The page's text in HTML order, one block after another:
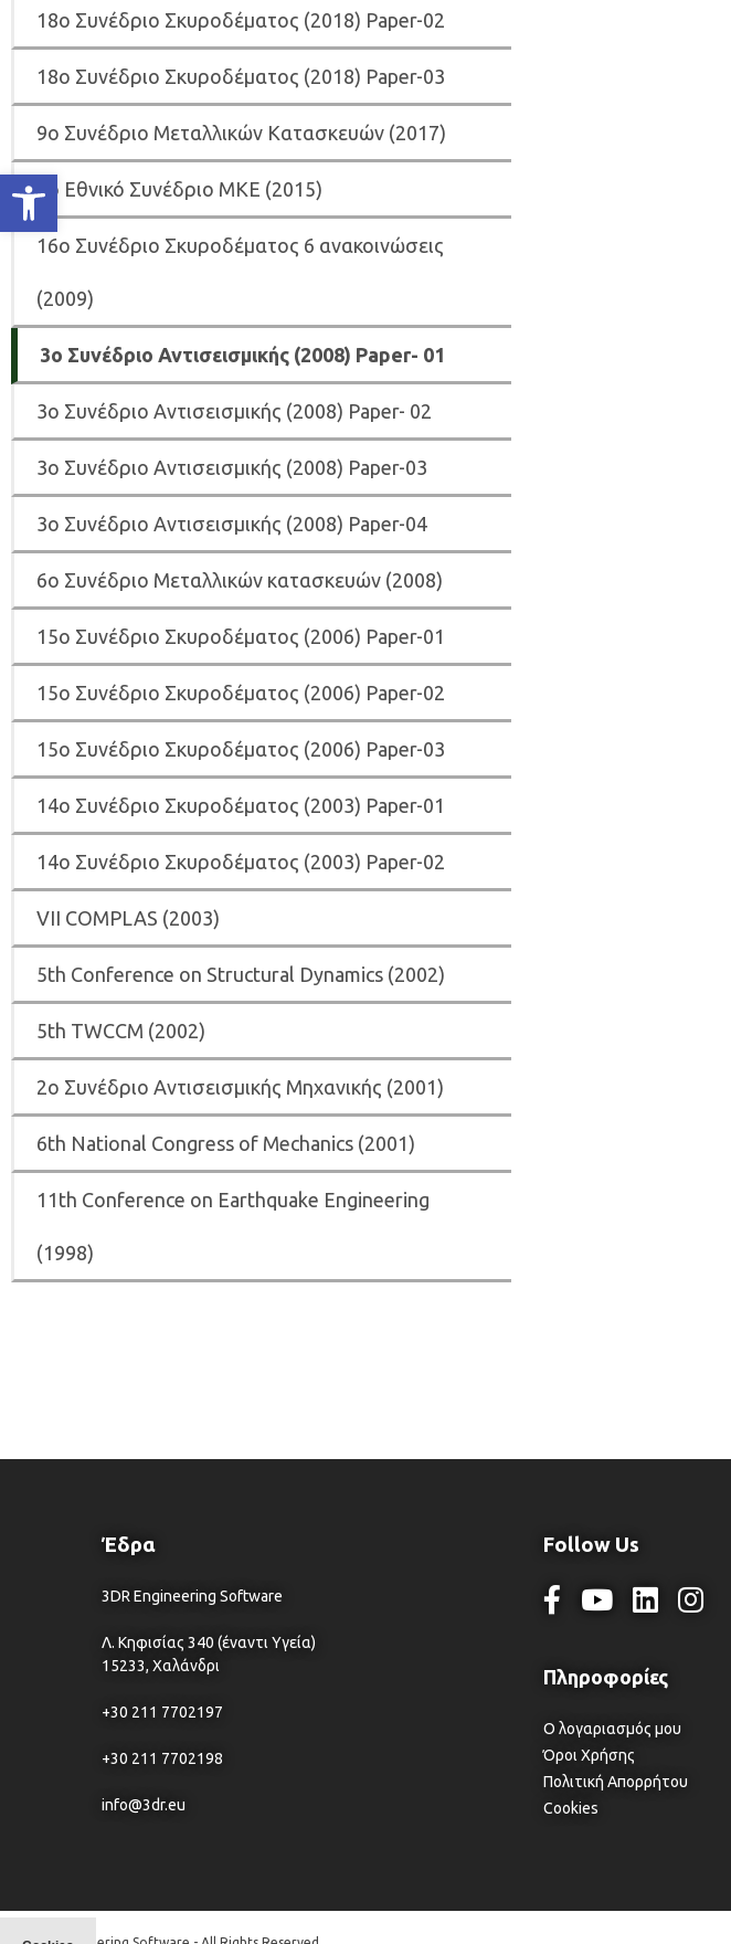
Ανοίξτε τη γραμμή εργαλείων
18ο Συνέδριο Σκυροδέματος (2018) Paper-02
18ο Συνέδριο Σκυροδέματος (2018) Paper-03
9ο Συνέδριο Μεταλλικών Κατασκευών (2017)
8ο Εθνικό Συνέδριο ΜΚΕ (2015)
16ο Συνέδριο Σκυροδέματος 6 ανακοινώσεις
(2009)
3o Συνέδριο Αντισεισμικής (2008) Paper- 01
3o Συνέδριο Αντισεισμικής (2008) Paper- 02
3o Συνέδριο Αντισεισμικής (2008) Paper-03
3o Συνέδριο Αντισεισμικής (2008) Paper-04
6o Συνέδριο Μεταλλικών κατασκευών (2008)
15o Συνέδριο Σκυροδέματος (2006) Paper-01
15o Συνέδριο Σκυροδέματος (2006) Paper-02
15o Συνέδριο Σκυροδέματος (2006) Paper-03
14ο Συνέδριο Σκυροδέματος (2003) Paper-01
14ο Συνέδριο Σκυροδέματος (2003) Paper-02
VII COMPLAS (2003)
5th Conference on Structural Dynamics (2002)
5th ΤWCCM (2002)
2ο Συνέδριο Αντισεισμικής Μηχανικής (2001)
6th National Congress of Mechanics (2001)
11th Conference on Earthquake Engineering
(1998)
Έδρα
3DR Engineering Software
Λ. Κηφισίας 340 (έναντι Υγεία)
15233, Χαλάνδρι
+30 211 7702197
+30 211 7702198
info@3dr.eu
Follow Us
Ο λογαριασμός μου
Όροι Χρήσης
Πολιτική Απορρήτου
Cookies